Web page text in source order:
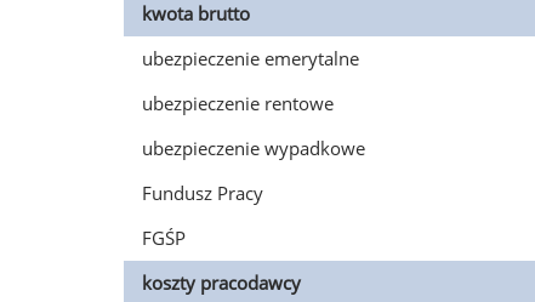
kwota brutto
ubezpieczenie emerytalne
ubezpieczenie rentowe
ubezpieczenie wypadkowe
Fundusz Pracy
FGŚP
koszty pracodawcy